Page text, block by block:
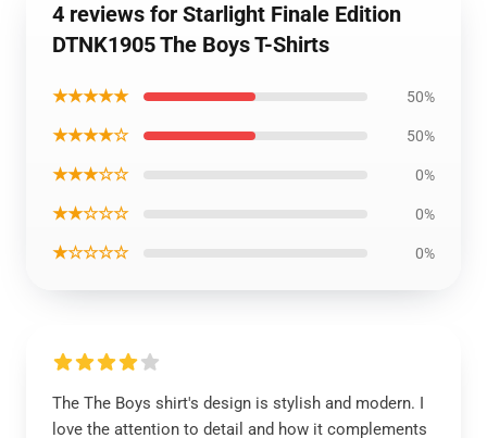
4 reviews for Starlight Finale Edition
DTNK1905 The Boys T-Shirts
★★★★★ 50%
★★★★☆ 50%
★★★☆☆ 0%
★★☆☆☆ 0%
★☆☆☆☆ 0%
The The Boys shirt's design is stylish and modern. I
love the attention to detail and how it complements